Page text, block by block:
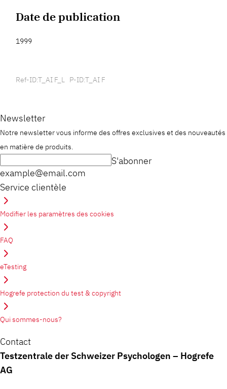
Date de publication
1999
Ref-ID:T_AI F_L P-ID:T_AI F
Newsletter
Notre newsletter vous informe des offres exclusives et des nouveautés
en matière de produits.
example@email.com
S'abonner
Service clientèle
Modifier les paramètres des cookies
FAQ
eTesting
Hogrefe protection du test & copyright
Qui sommes-nous?
Contact
Testzentrale der Schweizer Psychologen – Hogrefe
AG